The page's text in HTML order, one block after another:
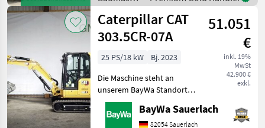
Schaufel GP 0, 95m³, mit M
/
Caterpillar
Caterpillar CAT
303.5CR-07A
51.051
€
inkl. 19%
MwSt
42.900 €
exkl.
25 PS/18 kW
Bj. 2023
Die Maschine steht an
unserem BayWa Standort in
DE-89155 Erbach.Gerne
steht Ihnen Herr Straub
unter Tel.: 07305 173 52 für
BayWa Sauerlach
82054 Sauerlach